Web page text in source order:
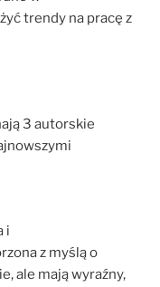
trendy na pracę z
3 autorskie
i
z myślą o
ale mają wyraźny,